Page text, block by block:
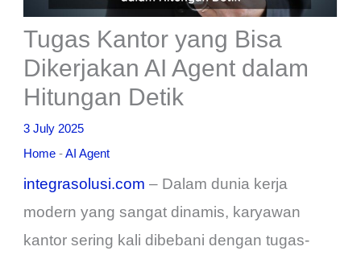
Tugas Kantor yang Bisa
Dikerjakan AI Agent dalam
Hitungan Detik
3 July 2025
Home -AI Agent
integrasolusi.com – Dalam dunia kerja
modern yang sangat dinamis, karyawan
kantor sering kali dibebani dengan tugas-